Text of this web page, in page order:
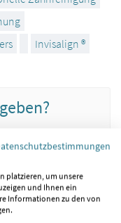
Invisalign ®
platzieren, um unsere
und Ihnen ein
Informationen zu den von